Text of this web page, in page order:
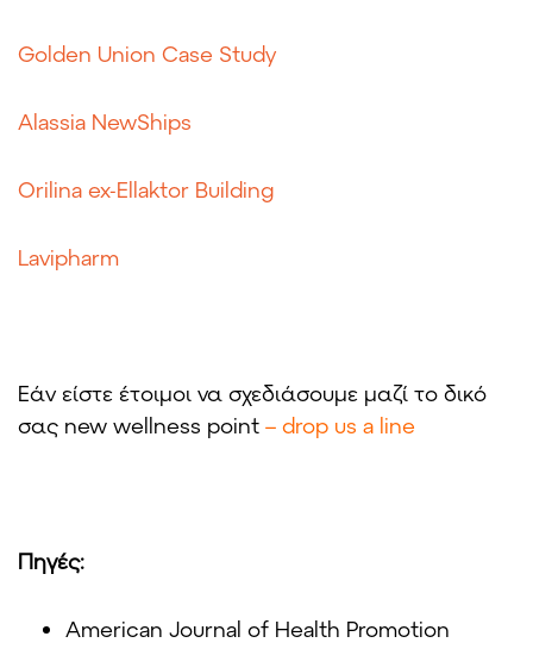
Golden Union Case Study
Alassia NewShips
Orilina ex-Ellaktor Building
Lavipharm
Εάν είστε έτοιμοι να σχεδιάσουμε μαζί το δικό
σας new wellness point – drop us a line
Πηγές:
American Journal of Health Promotion